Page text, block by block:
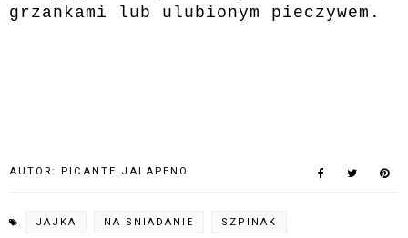
grzankami lub ulubionym pieczywem.
AUTOR: PICANTE JALAPENO
JAJKA NA SNIADANIE SZPINAK